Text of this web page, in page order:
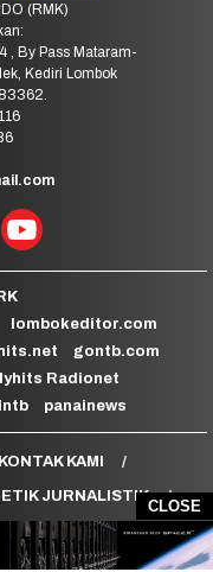
CLOSE
(RMK)
, By Pass Mataram-
Kediri Lombok
lombokeditor.com
gontb.com
Radionet
panainews
KONTAK KAMI
ETIK JURNALISTIK
WARTAWAN